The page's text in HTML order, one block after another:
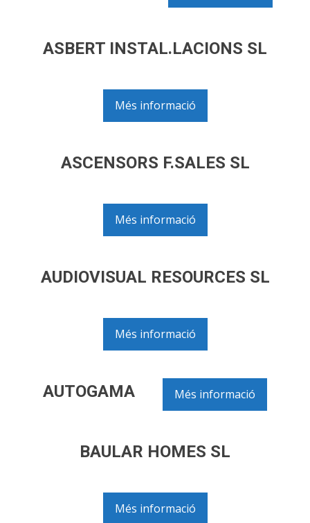
ASBERT INSTAL.LACIONS SL
Més informació
ASCENSORS F.SALES SL
Més informació
AUDIOVISUAL RESOURCES SL
Més informació
AUTOGAMA Més informació
BAULAR HOMES SL
Més informació